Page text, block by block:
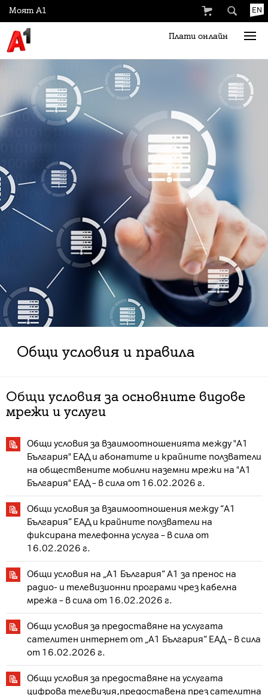
EN
Плати онлайн
Моят А1
Общи условия и правила
Общи условия за основните видове
мрежи и услуги
Общи условия за взаимоотношенията между "А1
България" EАД и абонатите и крайните ползватели
на обществените мобилни наземни мрежи на "А1
България" ЕАД – в сила от 16.02.2026 г.
Общи условия за взаимоотношения между “А1
България” ЕАД и крайните ползватели на
фиксирана телефонна услуга – в сила от
16.02.2026 г.
Общи условия на „А1 България“ A1 за пренос на
радио- и телевизионни програми чрез кабелна
мрежа – в сила от 16.02.2026 г.
Общи условия за предоставяне на услугата
сателитен интернет от „А1 България“ ЕАД – в сила
от 16.02.2026 г.
Общи условия за предоставяне на услугата
цифрова телевизия,предоставена през сателитна